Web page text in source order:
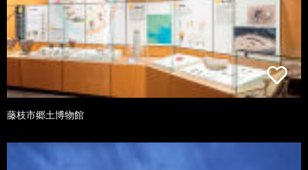
藤枝市郷土博物館